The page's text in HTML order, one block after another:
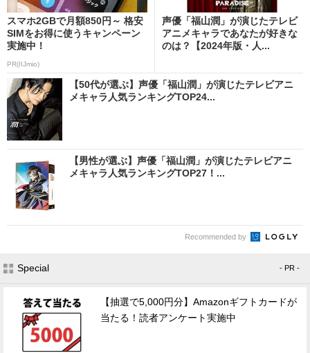
スマホ2GBで月額850円～ 格安
SIMをお得に使うキャンペーン
実施中！
PR(IIJmio)
声優「福山潤」が演じたテレビ
アニメキャラであなたが好きな
のは？【2024年版・人...
【50代が選ぶ】声優「福山潤」が演じたテレビアニ
メキャラ人気ランキングTOP24...
【男性が選ぶ】声優「福山潤」が演じたテレビアニ
メキャラ人気ランキングTOP27！...
Recommended by
Special - PR -
【抽選で5,000円分】Amazonギフトカードが
当たる！読者アンケート実施中